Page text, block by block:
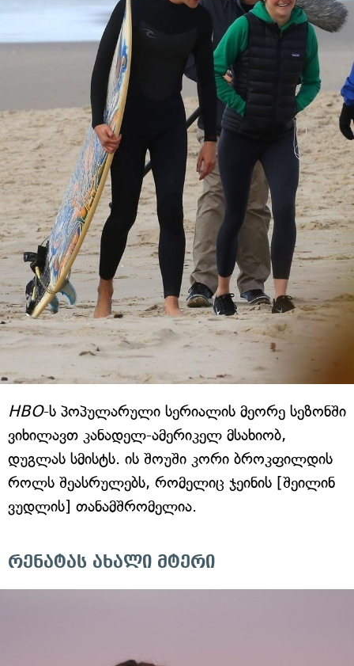
HBO-ს პოპულარული სერიალის მეორე სეზონში
ვიხილავთ კანადელ-ამერიკელ მსახიობ,
დუგლას სმისტს. ის შოუში კორი ბროკფილდის
როლს შეასრულებს, რომელიც ჯეინის [შეილინ
ვუდლის] თანამშრომელია.
რენატას ახალი მტერი